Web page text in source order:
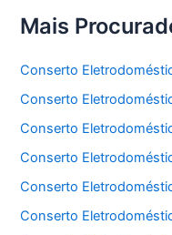
Mais
Conserto
Conserto
Conserto
Conserto
Conserto
Conserto